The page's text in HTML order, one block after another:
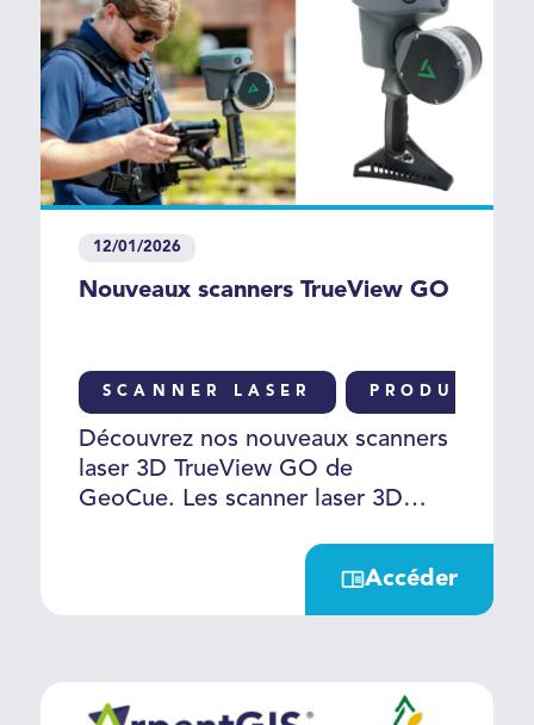
12/01/2026
Nouveaux scanners TrueView GO
SCANNER LASER PRODUIT
Découvrez nos nouveaux scanners
laser 3D TrueView GO de
GeoCue. Les scanner laser 3D
132S sont des systèmes de
cartographie portables conçus
pour modéliser rapidement les
définition et précision
centimétrique . Deux scanners
Accéder